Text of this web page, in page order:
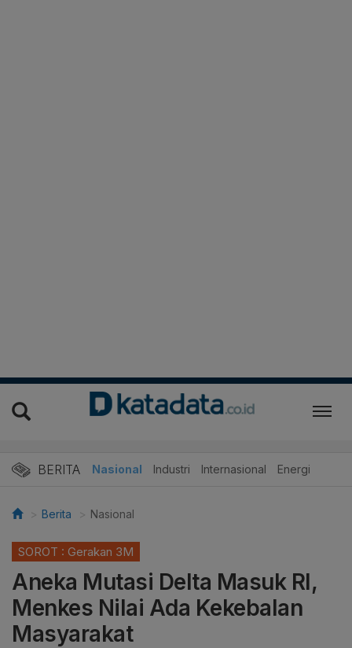
BERITA Nasional Industri Internasional Energi
Berita Nasional
SOROT : Gerakan 3M
Aneka Mutasi Delta Masuk RI,
Menkes Nilai Ada Kekebalan
Masyarakat